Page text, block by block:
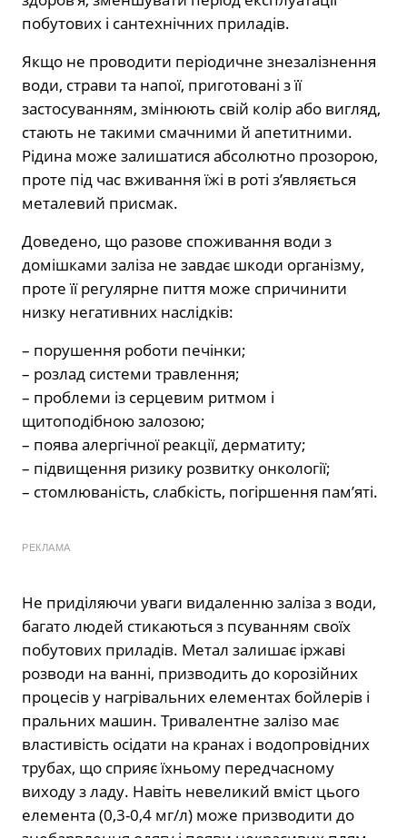
побутових і сантехнічних приладів.
Якщо не проводити періодичне знезалізнення
води, страви та напої, приготовані з її
застосуванням, змінюють свій колір або вигляд,
стають не такими смачними й апетитними.
Рідина може залишатися абсолютно прозорою,
проте під час вживання їжі в роті з’являється
металевий присмак.
Доведено, що разове споживання води з
домішками заліза не завдає шкоди організму,
проте її регулярне пиття може спричинити
низку негативних наслідків:
– порушення роботи печінки;
– розлад системи травлення;
– проблеми із серцевим ритмом і
щитоподібною залозою;
– поява алергічної реакції, дерматиту;
– підвищення ризику розвитку онкології;
– стомлюваність, слабкість, погіршення пам’яті.
РЕКЛАМА
Не приділяючи уваги видаленню заліза з води,
багато людей стикаються з псуванням своїх
побутових приладів. Метал залишає іржаві
розводи на ванні, призводить до корозійних
процесів у нагрівальних елементах бойлерів і
пральних машин. Тривалентне залізо має
властивість осідати на кранах і водопровідних
трубах, що сприяє їхньому передчасному
виходу з ладу. Навіть невеликий вміст цього
елемента (0,3-0,4 мг/л) може призводити до